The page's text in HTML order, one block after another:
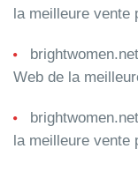
la meilleure vente
Web de la
la meilleure vente